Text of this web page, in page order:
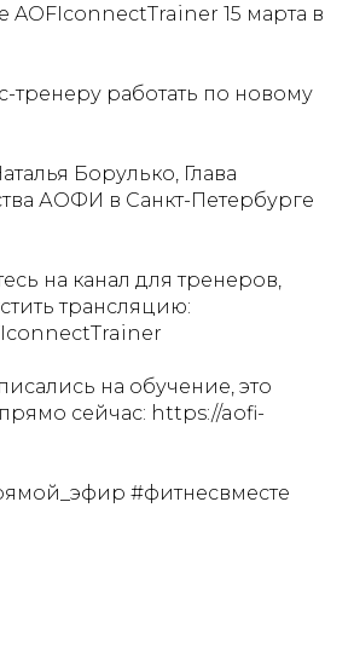
AOFIconnectTrainer 15 марта в
тренеру работать по новому
Борулько, Глава
АОФИ в Санкт-Петербурге
на канал для тренеров,
трансляцию:
на обучение, это
сейчас: https://aofi-
#фитнесвместе